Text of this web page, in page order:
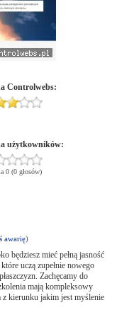
Controlwebs:
użytkowników:
0 (0 głosów)
awarię)
będziesz mieć pełną jasność
uczą zupełnie nowego
Zachęcamy do
mają kompleksowy
kierunku jakim jest myślenie